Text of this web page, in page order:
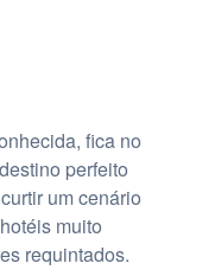
fica no
perfeito
um cenário
muito
requintados.